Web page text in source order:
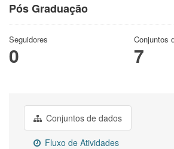
Pós Graduação
Seguidores
0
Conjuntos
7
Conjuntos de dados
Fluxo de Atividades